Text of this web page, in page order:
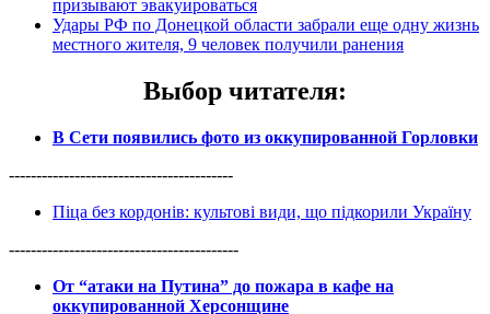
призывают эвакуироваться
Удары РФ по Донецкой области забрали еще одну жизнь
местного жителя, 9 человек получили ранения
Выбор читателя:
В Сети появились фото из оккупированной Горловки
-----------------------------------------
Піца без кордонів: культові види, що підкорили Україну
------------------------------------------
От “атаки на Путина” до пожара в кафе на
оккупированной Херсонщине